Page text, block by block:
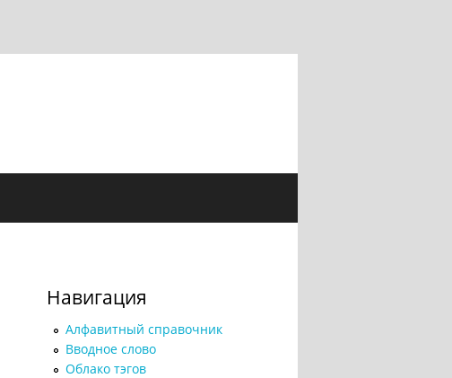
Навигация
Алфавитный справочник
Вводное слово
Облако тэгов